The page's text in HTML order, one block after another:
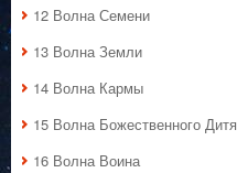
12 Волна Семени
13 Волна Земли
14 Волна Кармы
15 Волна Божественного Дитя
16 Волна Воина